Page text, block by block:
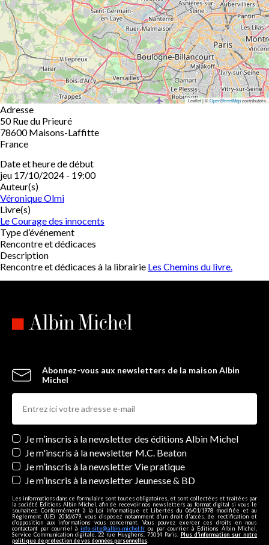
Leaflet | ©OpenStreetMapcontributors
Adresse
50 Rue du Prieuré
78600 Maisons-Laffitte
France
Date et heure de début
jeu 17/10/2024 - 19:00
Auteur(s)
Véronique Olmi
Livre(s)
Le Courage des innocents
Type d’événement
Rencontre et dédicaces
Description
Rencontre et dédicaces à la librairie Les Chemins du livre.
Abonnez-vous aux newsletters de la maison Albin
Michel
Newsletters
Je m’inscris à la newsletter des éditions Albin Michel
Je m'inscris à la newsletter M.C. Beaton
Je m’inscris à la newsletter Vie pratique
Je m’inscris à la newsletter Jeunesse & BD
Les informations dans ce formulaire sont toutes obligatoires, et sont collectées et traitées par
la société Editions Albin Michel, afin de recevoir nos newsletters au format digital si vous le
souhaitez. Conformément à la Loi Informatique et Libertés du 06/01/1978 modifiée et au
Règlement (UE) 2016/679, vous disposez notamment d'un droit d'accès, de rectification et
d’opposition aux informations vous concernant. Vous pouvez exercer ces droits en nous
contactant par courriel à info-site@albin-michel.fr ou par courrier à Editions Albin Michel,
Service Communication digitale, 22 rue Huyghens, 75014 Paris. Plus d’information sur notre
politique de protection de vos données personnelles